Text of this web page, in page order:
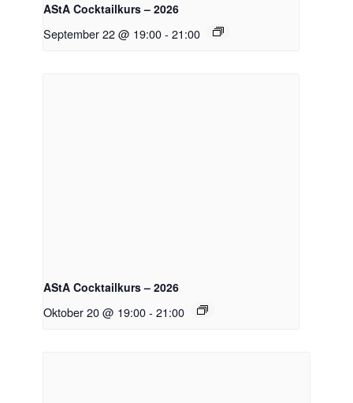
AStA Cocktailkurs – 2026
September 22 @ 19:00- 21:00
AStA Cocktailkurs – 2026
Oktober 20 @ 19:00- 21:00